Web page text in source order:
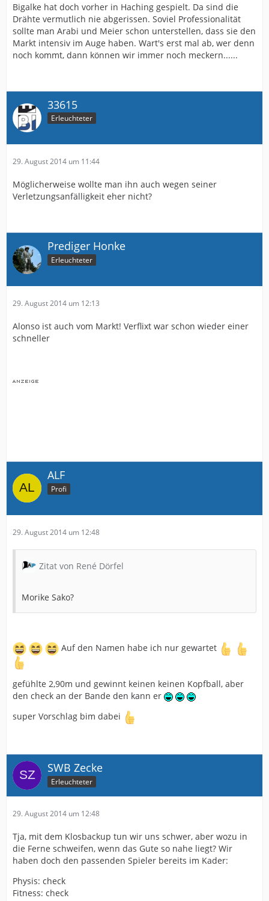
Bigalke hat doch vorher in Haching gespielt. Da sind die
Drähte vermutlich nie abgerissen. Soviel Professionalität
sollte man Arabi und Meier schon unterstellen, dass sie den
Markt intensiv im Auge haben. Wart's erst mal ab, wer denn
noch kommt, dann können wir immer noch meckern......
33615
Erleuchteter
29. August 2014 um 11:44
Möglicherweise wollte man ihn auch wegen seiner
Verletzungsanfälligkeit eher nicht?
Prediger Honke
Erleuchteter
29. August 2014 um 12:13
Alonso ist auch vom Markt! Verflixt war schon wieder einer
schneller
ALF
Profi
29. August 2014 um 12:48
Zitat von René Dörfel
Morike Sako?
Auf den Namen habe ich nur gewartet
gefühlte 2,90m und gewinnt keinen keinen Kopfball, aber
den check an der Bande den kann er
super Vorschlag bim dabei
SWB Zecke
Erleuchteter
29. August 2014 um 12:48
Tja, mit dem Klosbackup tun wir uns schwer, aber wozu in
die Ferne schweifen, wenn das Gute so nahe liegt? Wir
haben doch den passenden Spieler bereits im Kader:
Physis: check
Fitness: check